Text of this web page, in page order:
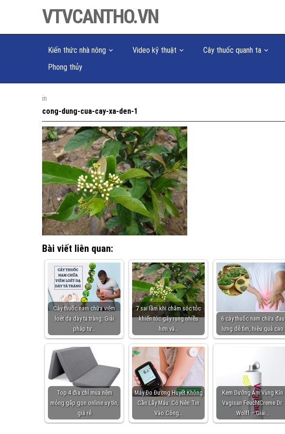
VTVCANTHO.VN
Kiến thức nhà nông Video kỹ thuật Cây thuốc quanh ta
Phong thủy
in
cong-dung-cua-cay-xa-den-1
Bài viết liên quan:
Cây thuốc nam chữa viêm
loét dạ dày tá tràng: Giải
pháp tự…
7 sai lầm khi chăm sóc tóc
khiến tóc gãy rụng nhiều
hơn và…
6 cây thuốc nam chữa đau
lưng dễ tìm, hiệu quả cao
Top 4 địa chỉ mua nệm
mỏng gấp gọn online uy tín,
giá rẻ
Máy Đo Đường Huyết Không
Cần Lấy Máu: Có Nên Tin
Vào Công…
Kem Dưỡng Ẩm Vùng Kín
Vagisan FeuchtCreme Dr.
Wolff – Giải…